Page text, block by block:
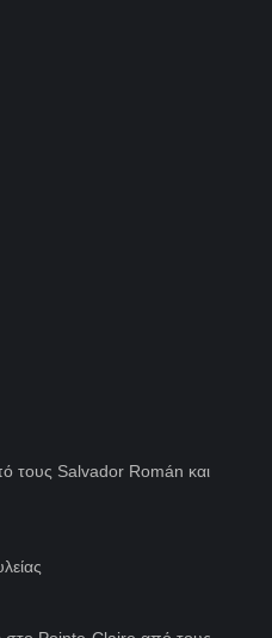
τους Salvador Román και